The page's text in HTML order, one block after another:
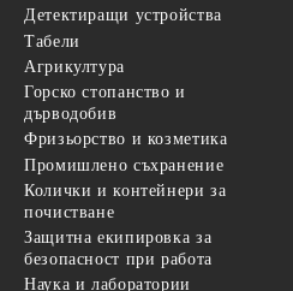
Детектиращи устройства
Табели
Агрикултура
Горско стопанство и
дърводобив
Фризьорство и козметика
Промишлено съхранение
Колички и контейнери за
почистване
Защитна екипировка за
безопасност при работа
Наука и лаборатории